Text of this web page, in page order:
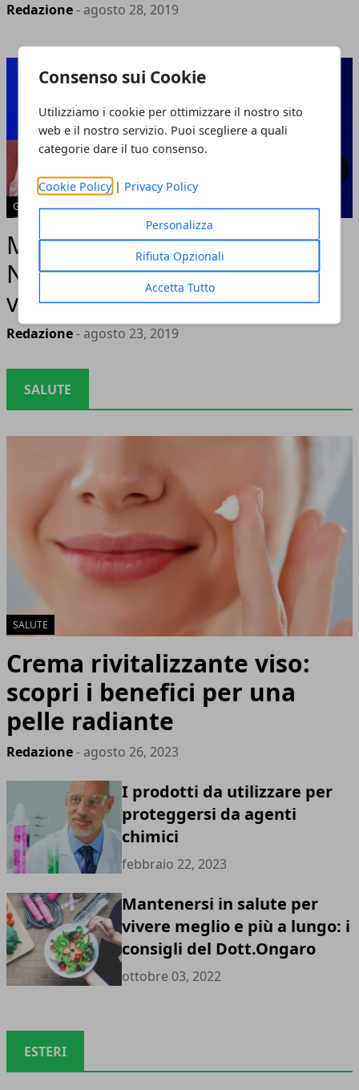
Consenso sui Cookie
Utilizziamo i cookie per ottimizzare il nostro sito
web e il nostro servizio. Puoi scegliere a quali
categorie dare il tuo consenso.
Cookie Policy | Privacy Policy
Personalizza
Rifiuta Opzionali
Accetta Tutto
Redazione- agosto 28, 2019
GOSSIP
Maurizio Costanzo difende
Nadia Toffa: "Dovete solo
vergognarvi"
Redazione- agosto 23, 2019
SALUTE
SALUTE
Crema rivitalizzante viso:
scopri i benefici per una
pelle radiante
Redazione- agosto 26, 2023
I prodotti da utilizzare per
proteggersi da agenti
chimici
febbraio 22, 2023
Mantenersi in salute per
vivere meglio e più a lungo: i
consigli del Dott.Ongaro
ottobre 03, 2022
ESTERI